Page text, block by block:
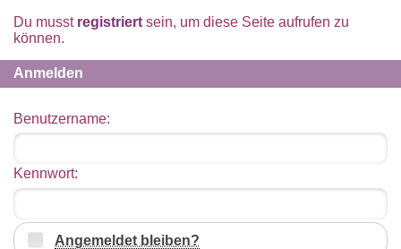
Du musst registriert sein, um diese Seite aufrufen zu
können.
Anmelden
Benutzername:
Kennwort:
Angemeldet bleiben?